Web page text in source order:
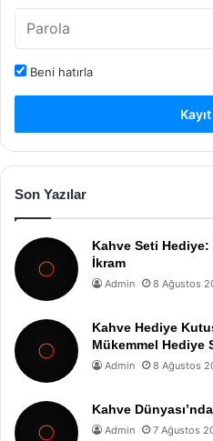
Beni hatırla
Son Yazılar
Kahve Seti
İkram
Admin 8 Ağustos
Kahve Hediye
Mükemmel Hediye
Admin 8 Ağustos
Kahve
Admin 7 Ağustos